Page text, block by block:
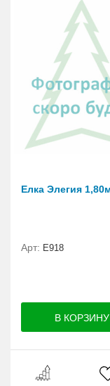
Елка Элегия
Арт: E918